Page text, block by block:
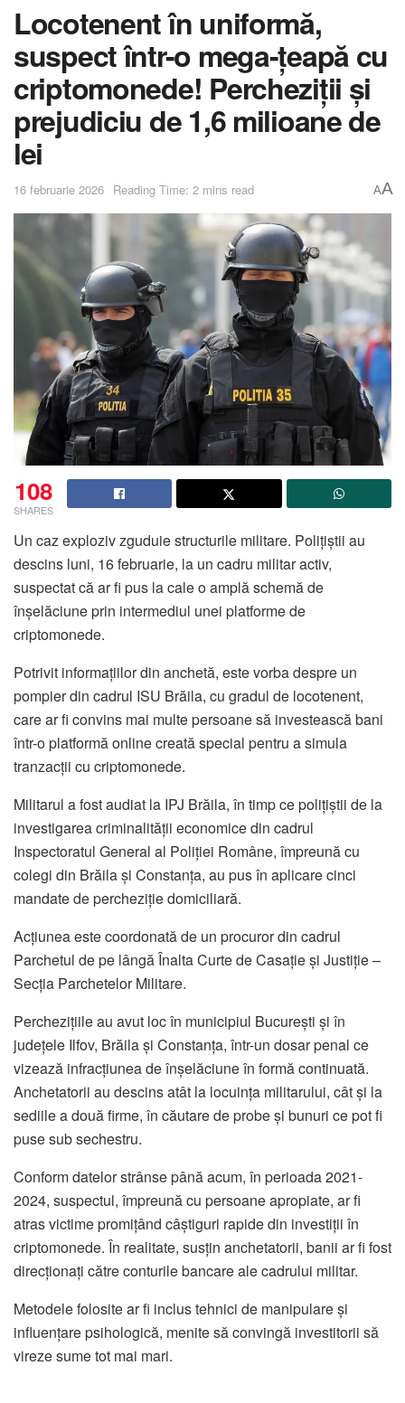
Locotenent în uniformă,
suspect într-o mega-țeapă cu
criptomonede! Percheziții și
prejudiciu de 1,6 milioane de
lei
16 februarie 2026 Reading Time: 2 mins read AA
108
SHARES
Un caz exploziv zguduie structurile militare. Polițiștii au
descins luni, 16 februarie, la un cadru militar activ,
suspectat că ar fi pus la cale o amplă schemă de
înșelăciune prin intermediul unei platforme de
criptomonede.
Potrivit informațiilor din anchetă, este vorba despre un
pompier din cadrul ISU Brăila, cu gradul de locotenent,
care ar fi convins mai multe persoane să investească bani
într-o platformă online creată special pentru a simula
tranzacții cu criptomonede.
Militarul a fost audiat la IPJ Brăila, în timp ce polițiștii de la
investigarea criminalității economice din cadrul
Inspectoratul General al Poliției Române, împreună cu
colegi din Brăila și Constanța, au pus în aplicare cinci
mandate de percheziție domiciliară.
Acțiunea este coordonată de un procuror din cadrul
Parchetul de pe lângă Înalta Curte de Casație și Justiție–
Secția Parchetelor Militare.
Perchezițiile au avut loc în municipiul București și în
județele Ilfov, Brăila și Constanța, într-un dosar penal ce
vizează infracțiunea de înșelăciune în formă continuată.
Anchetatorii au descins atât la locuința militarului, cât și la
sediile a două firme, în căutare de probe și bunuri ce pot fi
puse sub sechestru.
Conform datelor strânse până acum, în perioada 2021-
2024, suspectul, împreună cu persoane apropiate, ar fi
atras victime promițând câștiguri rapide din investiții în
criptomonede. În realitate, susțin anchetatorii, banii ar fi fost
direcționați către conturile bancare ale cadrului militar.
Metodele folosite ar fi inclus tehnici de manipulare și
influențare psihologică, menite să convingă investitorii să
vireze sume tot mai mari.